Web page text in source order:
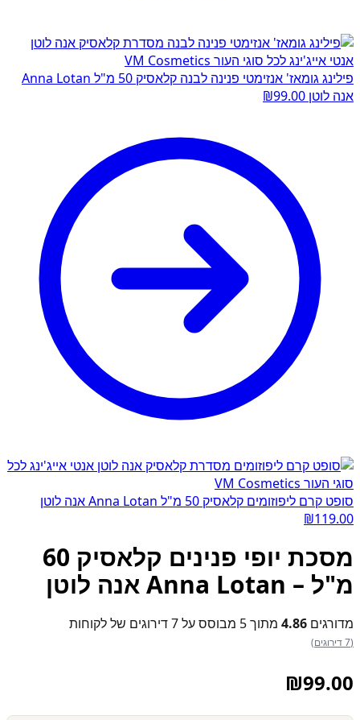
פילינג גומאז' אנזימטי פנינה לבנה קלאסיק 50 מ"ל Anna Lotan
אנה לוטן
₪99.00
סופט קרם ליפוזומים קלאסיק 50 מ"ל Anna Lotan אנה לוטן
₪119.00
מסכת יופי פנינים קלאסיק 60
מ"ל – Anna Lotan אנה לוטן
מדורגים 4.86 מתוך 5 מבוסס על 7דירוגים של לקוחות
(7 דירוגים)
₪99.00